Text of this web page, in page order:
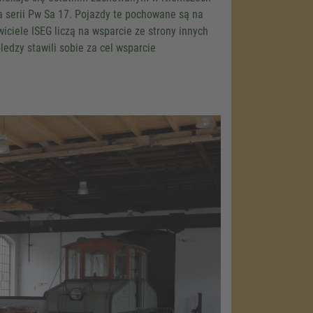
Pw Sa 17. Pojazdy te pochowane są na
ISEG liczą na wsparcie ze strony innych
stawili sobie za cel wsparcie